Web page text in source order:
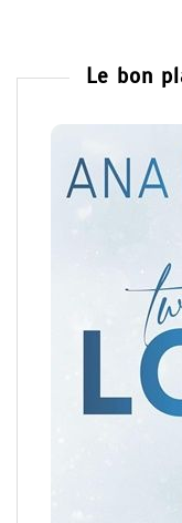
Le bon